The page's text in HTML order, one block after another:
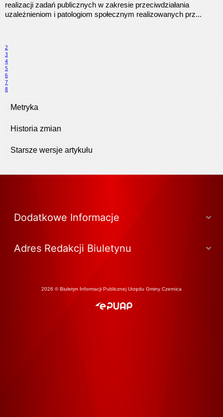
realizacji zadań publicznych w zakresie przeciwdziałania
uzależnieniom i patologiom społecznym realizowanych prz...
2
3
4
5
6
7
8
Metryka
Historia zmian
Starsze wersje artykułu
Dodatkowe Informacje
Adres Redakcji Biuletynu
2026 © Biuletyn Informacji Publicznej Urzędu Gminy Czernica